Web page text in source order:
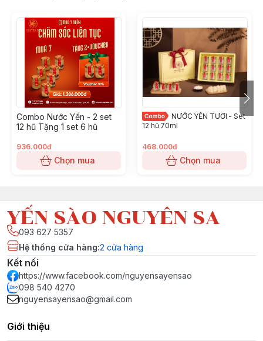
Combo Nước Yến - 2 set
12 hũ Tặng 1 set 6 hũ
936.000đ
Chọn mua
NƯỚC YẾN TƯƠI - Set
12 hũ 70ml
468.000đ
Chọn mua
YẾN SÀO NGUYÊN SA
093 627 5357
Hệ thống cửa hàng:2 cửa hàng
Kết nối
https://www.facebook.com/nguyensayensao
098 540 4270
nguyensayensao@gmail.com
Giới thiệu